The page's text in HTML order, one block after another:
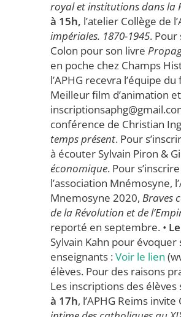
royal et institutions dans la
à 15h, l’atelier Collège de
impériales. 1870-1945. Pour
Colon pour son livre
en poche chez Champs
l’APHG recevra l’équipe
Meilleur film d’animation
conférence de Christian
temps présent. Pour
à écouter Sylvain Piron &
économique. Pour
l’association Mnémosyne,
Mnemosyne 2020, Braves
de la Révolution et de
reporté en septembre. •
Sylvain Kahn pour évoquer
enseignants :Voir le lien
élèves. Pour des raisons
Les inscriptions des
à 17h, l’APHG Reims